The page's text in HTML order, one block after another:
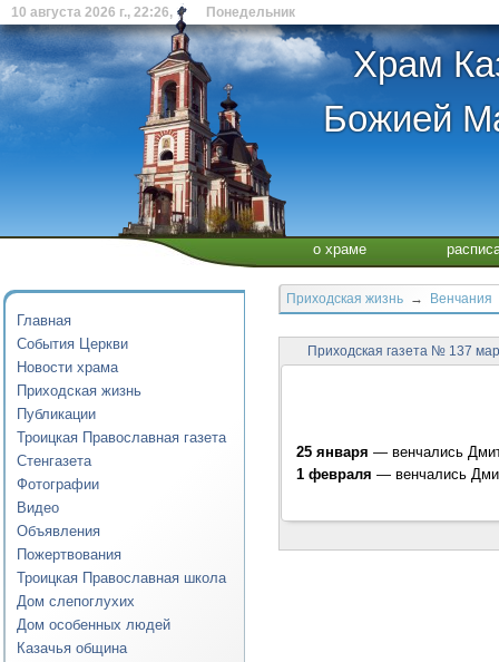
10 августа 2026 г., 22:26, Понедельник
Храм
Божией
о храме
Главная
События Церкви
Новости храма
Приходская жизнь
Публикации
Троицкая Православная газета
Стенгазета
Фотографии
Видео
Объявления
Пожертвования
Троицкая Православная школа
Дом слепоглухих
Дом особенных людей
Казачья община
Приходская жизнь → Венчания
Приходская газета № 137
25 января — венчались
1 февраля — венчались